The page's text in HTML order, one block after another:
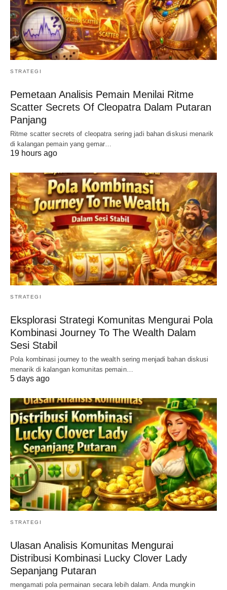
STRATEGI
Pemetaan Analisis Pemain Menilai Ritme
Scatter Secrets Of Cleopatra Dalam Putaran
Panjang
Ritme scatter secrets of cleopatra sering jadi bahan diskusi menarik
di kalangan pemain yang gemar…
19 hours ago
STRATEGI
Eksplorasi Strategi Komunitas Mengurai Pola
Kombinasi Journey To The Wealth Dalam
Sesi Stabil
Pola kombinasi journey to the wealth sering menjadi bahan diskusi
menarik di kalangan komunitas pemain…
5 days ago
STRATEGI
Ulasan Analisis Komunitas Mengurai
Distribusi Kombinasi Lucky Clover Lady
Sepanjang Putaran
mengamati pola permainan secara lebih dalam. Anda mungkin